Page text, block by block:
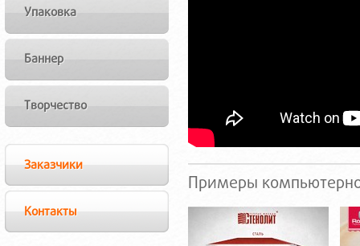
Упаковка
Баннер
Творчество
Заказчики
Контакты
Примеры